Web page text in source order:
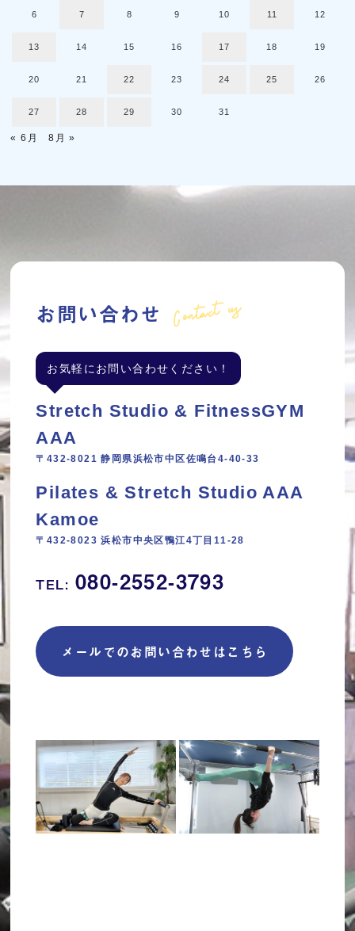
6 7 8 9 10 11 12
13 14 15 16 17 18 19
20 21 22 23 24 25 26
27 28 29 30 31
« 6月 8月 »
お問い合わせ Contact us
お気軽にお問い合わせください！
Stretch Studio & FitnessGYM
AAA
〒432-8021 静岡県浜松市中区佐鳴台4-40-33
Pilates & Stretch Studio AAA
Kamoe
〒432-8023 浜松市中央区鴨江4丁目11‐28
TEL: 080-2552-3793
メールでのお問い合わせはこちら